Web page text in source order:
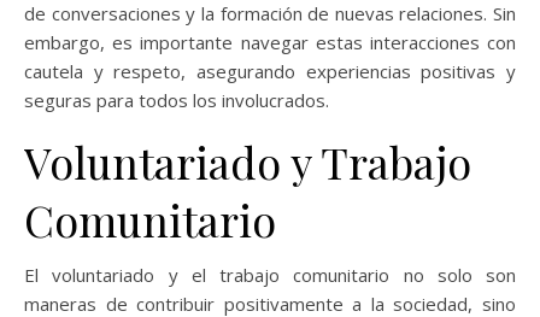
de conversaciones y la formación de nuevas relaciones. Sin
embargo, es importante navegar estas interacciones con
cautela y respeto, asegurando experiencias positivas y
seguras para todos los involucrados.
Voluntariado y Trabajo
Comunitario
El voluntariado y el trabajo comunitario no solo son
maneras de contribuir positivamente a la sociedad, sino